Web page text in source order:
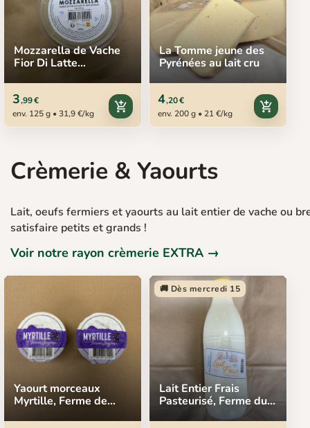
Mozzarella de Vache
Fior Di Latte
3,99 €
env. 125 g • 31,9 €/kg
add_shopping_cart
La Tomme jeune des
Pyrénées au lait cru
4,20 €
env. 200 g • 21 €/kg
add_shopping_cart
Crèmerie & Yaourts
Lait, oeufs fermiers et yaourts au lait entier de vache ou
satisfaire petits et grands !
Voir notre rayon crèmerie EXTRA →
Yaourt morceaux
Myrtille, Ferme de
🚚 Dès mercredi 15
Lait Entier Frais
Pasteurisé, Ferme du
Ramier, 1 L